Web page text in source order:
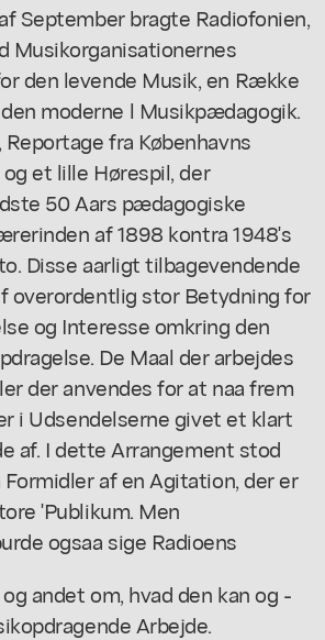
September bragte Radiofonien,
Musikorganisationernes
den levende Musik, en Række
moderne l Musikpædagogik.
Reportage fra Københavns
et lille Hørespil, der
50 Aars pædagogiske
af 1898 kontra 1948's
Disse aarligt tilbagevendende
overordentlig stor Betydning for
og Interesse omkring den
De Maal der arbejdes
der anvendes for at naa frem
i Udsendelserne givet et klart
af. I dette Arrangement stod
af en Agitation, der er
'Publikum. Men
ogsaa sige Radioens
andet om, hvad den kan og -
Arbejde.